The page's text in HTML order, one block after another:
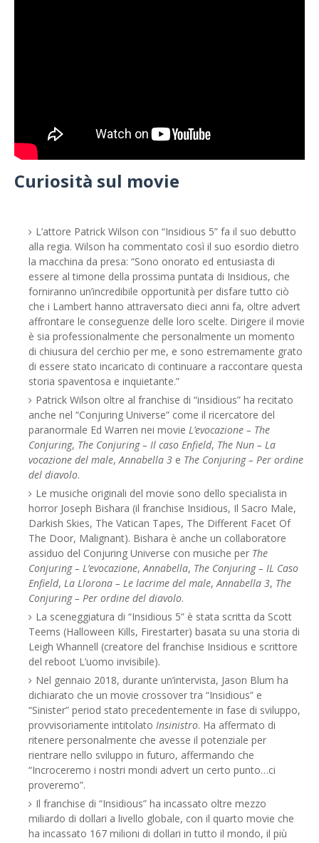
Curiosità sul movie
L’attore Patrick Wilson con “Insidious 5” fa il suo debutto
alla regia. Wilson ha commentato così il suo esordio dietro
la macchina da presa: “Sono onorato ed entusiasta di
essere al timone della prossima puntata di Insidious, che
forniranno un’incredibile opportunità per disfare tutto ciò
che i Lambert hanno attraversato dieci anni fa, oltre advert
affrontare le conseguenze delle loro scelte. Dirigere il movie
è sia professionalmente che personalmente un momento
di chiusura del cerchio per me, e sono estremamente grato
di essere stato incaricato di continuare a raccontare questa
storia spaventosa e inquietante.”
Patrick Wilson oltre al franchise di “insidious” ha recitato
anche nel “Conjuring Universe” come il ricercatore del
paranormale Ed Warren nei movie L’evocazione – The
Conjuring, The Conjuring – Il caso Enfield, The Nun – La
vocazione del male,Annabella 3 e The Conjuring – Per ordine
del diavolo.
Le musiche originali del movie sono dello specialista in
horror Joseph Bishara (il franchise Insidious, Il Sacro Male,
Darkish Skies, The Vatican Tapes, The Different Facet Of
The Door, Malignant). Bishara è anche un collaboratore
assiduo del Conjuring Universe con musiche per The
Conjuring – L’evocazione,Annabella, The Conjuring – IL Caso
Enfield, La Llorona – Le lacrime del male,Annabella 3, The
Conjuring – Per ordine del diavolo.
La sceneggiatura di “Insidious 5” è stata scritta da Scott
Teems (Halloween Kills, Firestarter) basata su una storia di
Leigh Whannell (creatore del franchise Insidious e scrittore
del reboot L’uomo invisibile).
Nel gennaio 2018, durante un’intervista, Jason Blum ha
dichiarato che un movie crossover tra “Insidious” e
“Sinister” period stato precedentemente in fase di sviluppo,
provvisoriamente intitolato Insinistro. Ha affermato di
ritenere personalmente che avesse il potenziale per
rientrare nello sviluppo in futuro, affermando che
“Incroceremo i nostri mondi advert un certo punto…ci
proveremo”.
Il franchise di “Insidious” ha incassato oltre mezzo
miliardo di dollari a livello globale, con il quarto movie che
ha incassato 167 milioni di dollari in tutto il mondo, il più